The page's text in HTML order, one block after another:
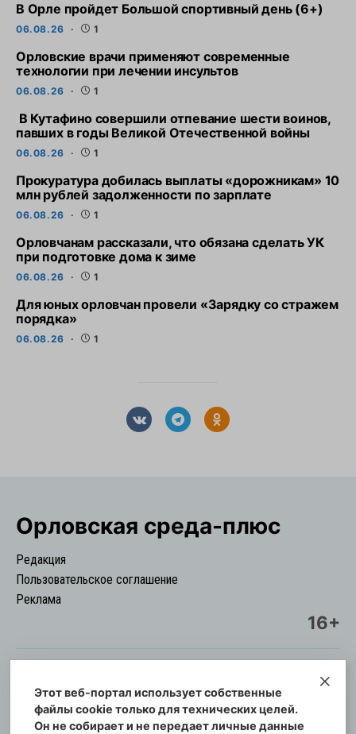
В Орле пройдет Большой спортивный день (6+)
06.08.26 1
Орловские врачи применяют современные
технологии при лечении инсультов
06.08.26 1
В Кутафино совершили отпевание шести воинов,
павших в годы Великой Отечественной войны
06.08.26 1
Прокуратура добилась выплаты «дорожникам» 10
млн рублей задолженности по зарплате
06.08.26 1
Орловчанам рассказали, что обязана сделать УК
при подготовке дома к зиме
06.08.26 1
Для юных орловчан провели «Зарядку со стражем
порядка»
06.08.26 1
Орловская cреда-плюс
Редакция
Пользовательское соглашение
Реклама
16+
© Информационный городской портал
Орловская cреда-плюс, 2021-2026
Этот веб-портал использует собственные
файлы cookie только для технических целей.
Он не собирает и не передает личные данные